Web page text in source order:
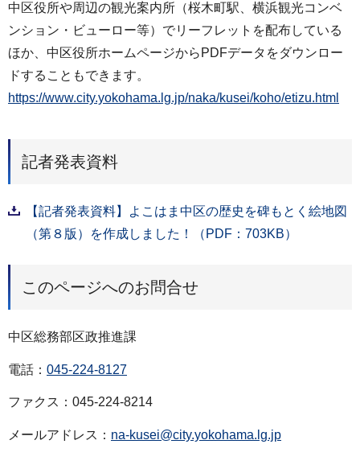
中区役所や周辺の観光案内所（桜木町駅、横浜観光コンベ
ンション・ビューロー等）でリーフレットを配布している
ほか、中区役所ホームページからPDFデータをダウンロー
ドすることもできます。
https://www.city.yokohama.lg.jp/naka/kusei/koho/etizu.html
記者発表資料
【記者発表資料】よこはま中区の歴史を碑もとく絵地図
（第８版）を作成しました！（PDF：703KB）
このページへのお問合せ
中区総務部区政推進課
電話： 045-224-8127
ファクス：045-224-8214
メールアドレス： na-kusei@city.yokohama.lg.jp